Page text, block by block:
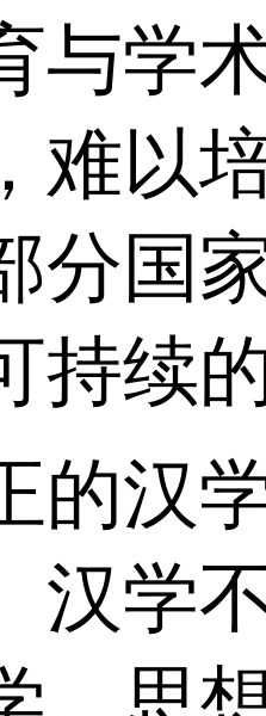
与学
难以
分国
持续
汉学
汉学